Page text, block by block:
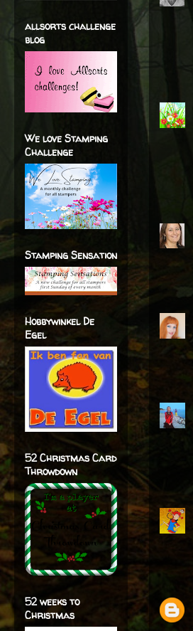
allsorts challenge
blog
We love Stamping
Challenge
Stamping Sensation
Hobbywinkel De
Egel
52 Christmas Card
Throwdown
52 weeks to
Christmas